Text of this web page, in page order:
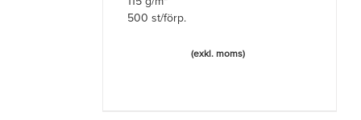
500 st/förp.
(exkl. moms)